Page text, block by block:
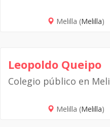
Melilla (Melilla)
Leopoldo Queipo
Colegio público en
Melilla (Melilla)